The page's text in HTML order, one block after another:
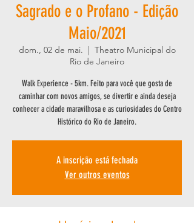
Sagrado e o Profano - Edição
Maio/2021
dom., 02 de mai.
  |
Theatro Municipal do
Rio de Janeiro
Walk Experience - 5km. Feito para você que gosta de
caminhar com novos amigos, se divertir e ainda deseja
conhecer a cidade maravilhosa e as curiosidades do Centro
Histórico do Rio de Janeiro.
A inscrição está fechada
Ver outros eventos